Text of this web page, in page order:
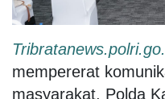
mempererat
masyarakat, Polda